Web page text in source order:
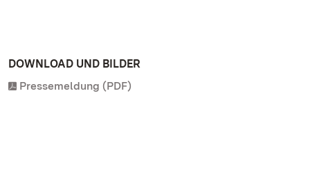
DOWNLOAD UND BILDER
Pressemeldung (PDF)